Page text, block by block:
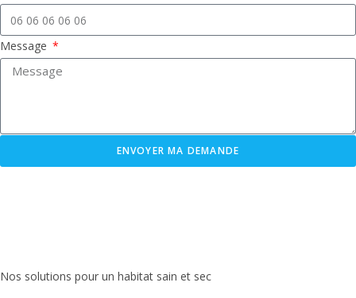
Message
ENVOYER MA DEMANDE
Nos solutions pour un habitat sain et sec